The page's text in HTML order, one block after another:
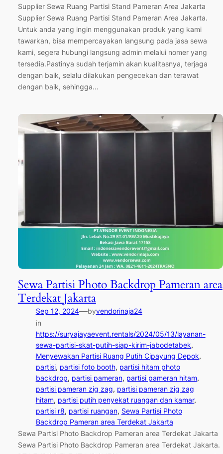
Supplier Sewa Ruang Partisi Stand Pameran Area Jakarta
Supplier Sewa Ruang Partisi Stand Pameran Area Jakarta.
Untuk anda yang ingin menggunakan produk yang kami
tawarkan, bisa mempercayakan langsung pada jasa sewa
kami, segera hubungi langsung admin melalui nomer yang
tersedia.Pastinya sudah terjamin akan kualitasnya, terjaga
dengan baik, selalu dilakukan pengecekan dan terawat
dengan baik, sehingga…
Sewa Partisi Photo Backdrop Pameran area
Terdekat Jakarta
Sep 12, 2024—byvendorinaja24
in
https://suryajayaevent.rentals/2024/05/13/layanan-
sewa-partisi-skat-putih-siap-kirim-jabodetabek
Menyewakan Partisi Ruang Putih Cipayung Depok
partisi, partisi foto booth, partisi hitam photo
backdrop, partisi pameran, partisi pameran hitam
partisi pameran zig zag, partisi pameran zig zag
hitam, partisi putih penyekat ruangan dan kamar
partisi r8, partisi ruangan, Sewa Partisi Photo
Backdrop Pameran area Terdekat Jakarta
Sewa Partisi Photo Backdrop Pameran area Terdekat Jakarta
Sewa Partisi Photo Backdrop Pameran area Terdekat Jakarta.